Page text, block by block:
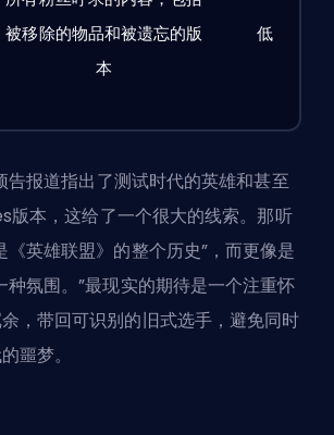
被移除的物品和被遗忘的版
本
低
报道指出了测试时代的英雄和甚至
版本，这给了一个很大的线索。那听
《英雄联盟》的整个历史”，而更像是
种氛围。”最现实的期待是一个注重怀
，带回可识别的旧式选手，避免同时
噩梦。